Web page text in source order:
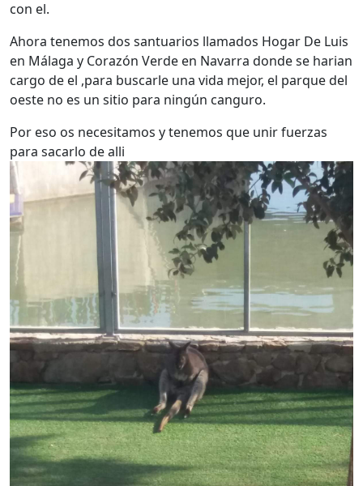
con el.
Ahora tenemos dos santuarios llamados Hogar De Luis
en Málaga y Corazón Verde en Navarra donde se harian
cargo de el ,para buscarle una vida mejor, el parque del
oeste no es un sitio para ningún canguro.
Por eso os necesitamos y tenemos que unir fuerzas
para sacarlo de alli